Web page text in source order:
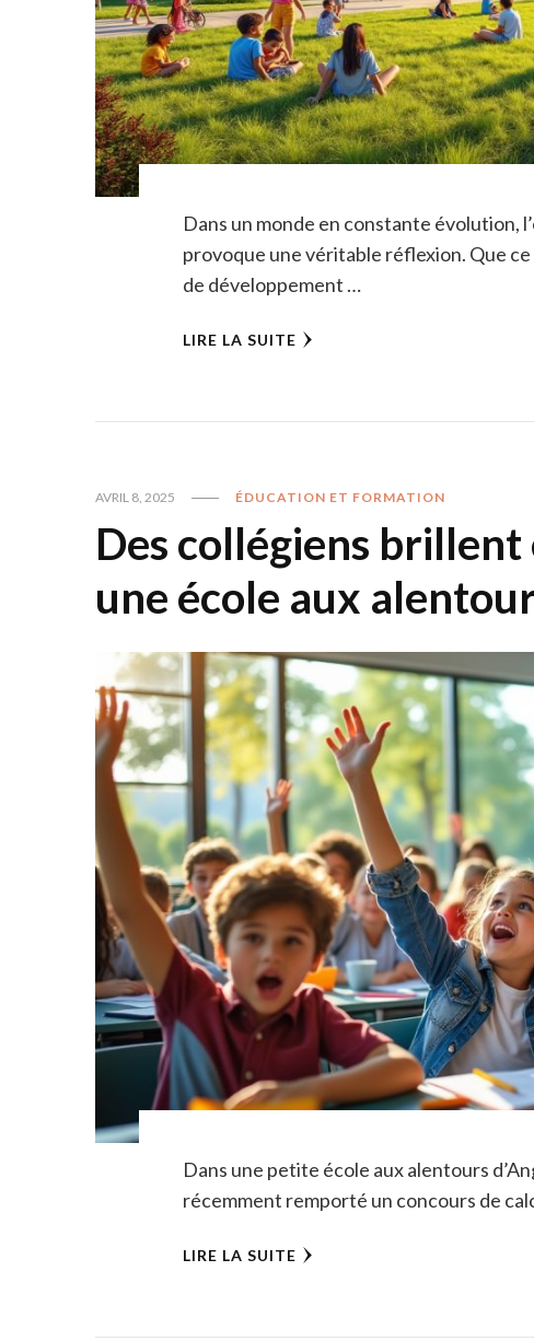
Dans un monde en constante évolution,
provoque une véritable réflexion. Que
de développement …
LIRE LA SUITE
AVRIL 8, 2025 ÉDUCATION ET FORMATION
Des collégiens
une école aux
Dans une petite école aux alentours
récemment remporté un concours de
LIRE LA SUITE